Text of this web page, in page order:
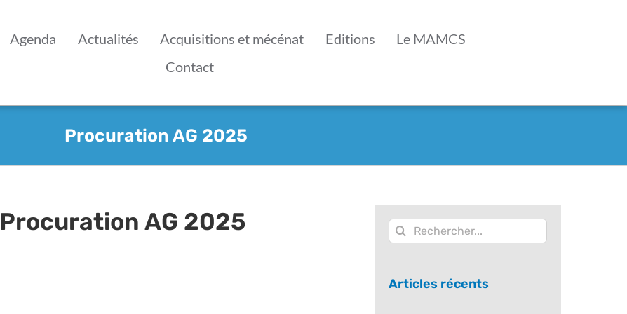
Agenda Actualités Acquisitions et mécénat Editions
Le MAMCS
Contact
Procuration AG 2025
Procuration AG 2025 Rechercher:
Articles récents